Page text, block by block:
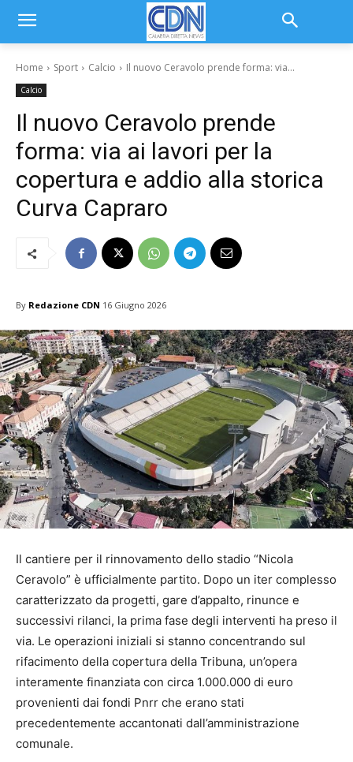
Home Sport Calcio Il nuovo Ceravolo prende forma: via...
Calcio
Il nuovo Ceravolo prende
forma: via ai lavori per la
copertura e addio alla storica
Curva Capraro
By Redazione CDN 16 Giugno 2026
Il cantiere per il rinnovamento dello stadio “Nicola
Ceravolo” è ufficialmente partito. Dopo un iter complesso
caratterizzato da progetti, gare d’appalto, rinunce e
successivi rilanci, la prima fase degli interventi ha preso il
via. Le operazioni iniziali si stanno concentrando sul
rifacimento della copertura della Tribuna, un’opera
interamente finanziata con circa 1.000.000 di euro
provenienti dai fondi Pnrr che erano stati
precedentemente accantonati dall’amministrazione
comunale.